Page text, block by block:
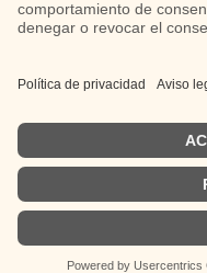
Instagram TikTok LinkedIn Facebook YouTube